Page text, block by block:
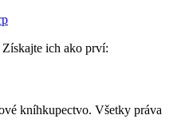
ich ako prví:
kníhkupectvo. Všetky práva